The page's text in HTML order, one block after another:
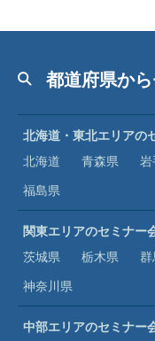
都道府県か
北海道・東北エリアの
北海道
青森県 岩
福島県
関東エリアのセミナー
茨城県
栃木県 群
神奈川県
中部エリアのセミナー